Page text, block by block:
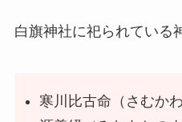
白旗神社に祀られている
寒川比古命（さむか